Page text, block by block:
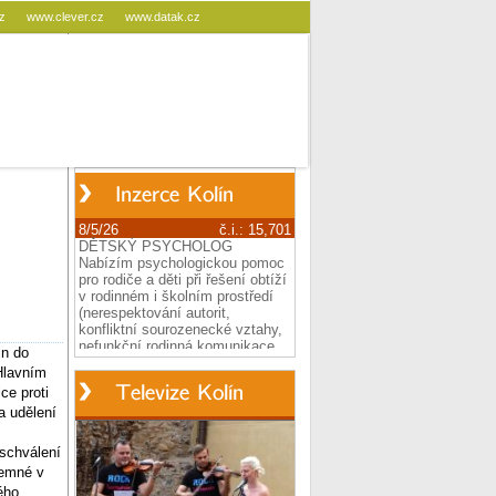
www.clever.cz www.datak.cz
do
proti
udělení
v